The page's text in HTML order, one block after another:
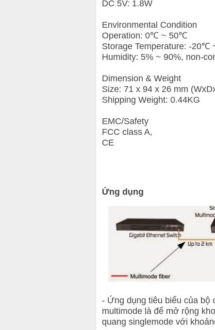
DC 5V: 1.8W
Environmental Condition
Operation: 0℃ ~ 50℃
Storage Temperature: -
Humidity: 5% ~ 90%, non-
Dimension & Weight
Size: 71 x 94 x 26 mm
Shipping Weight: 0.44KG
EMC/Safety
FCC class A,
CE
Ứng dụng
- Ứng dụng tiêu biểu của bộ
multimode là để mở rộng
quang singlemode với